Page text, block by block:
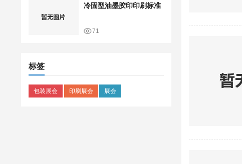
冷固型油墨胶印印刷标准
71
标签
包装展会 印刷展会 展会